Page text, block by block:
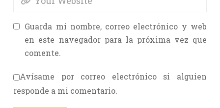
Guarda mi nombre, correo electrónico y web
en este navegador para la próxima vez que
comente.
Avísame por correo electrónico si alguien
responde a mi comentario.